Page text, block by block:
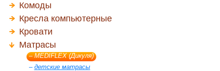
Комоды
Кресла компьютерные
Кровати
Матрасы
–MEDIFLEX (Дикуля)
– детские матрасы